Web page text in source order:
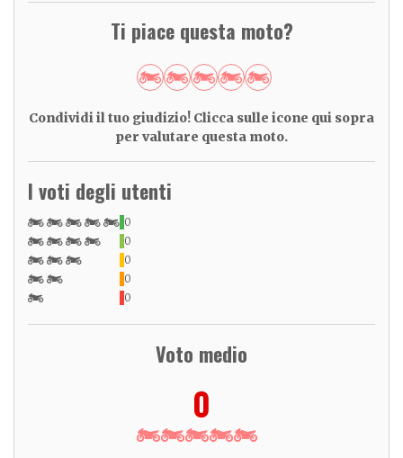
Ti piace questa moto?
Condividi il tuo giudizio! Clicca sulle icone qui sopra
per valutare questa moto.
I voti degli utenti
0
0
0
0
0
Voto medio
0